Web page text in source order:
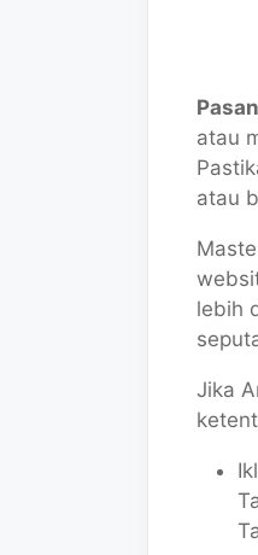
atau
atau
lebih
Jika